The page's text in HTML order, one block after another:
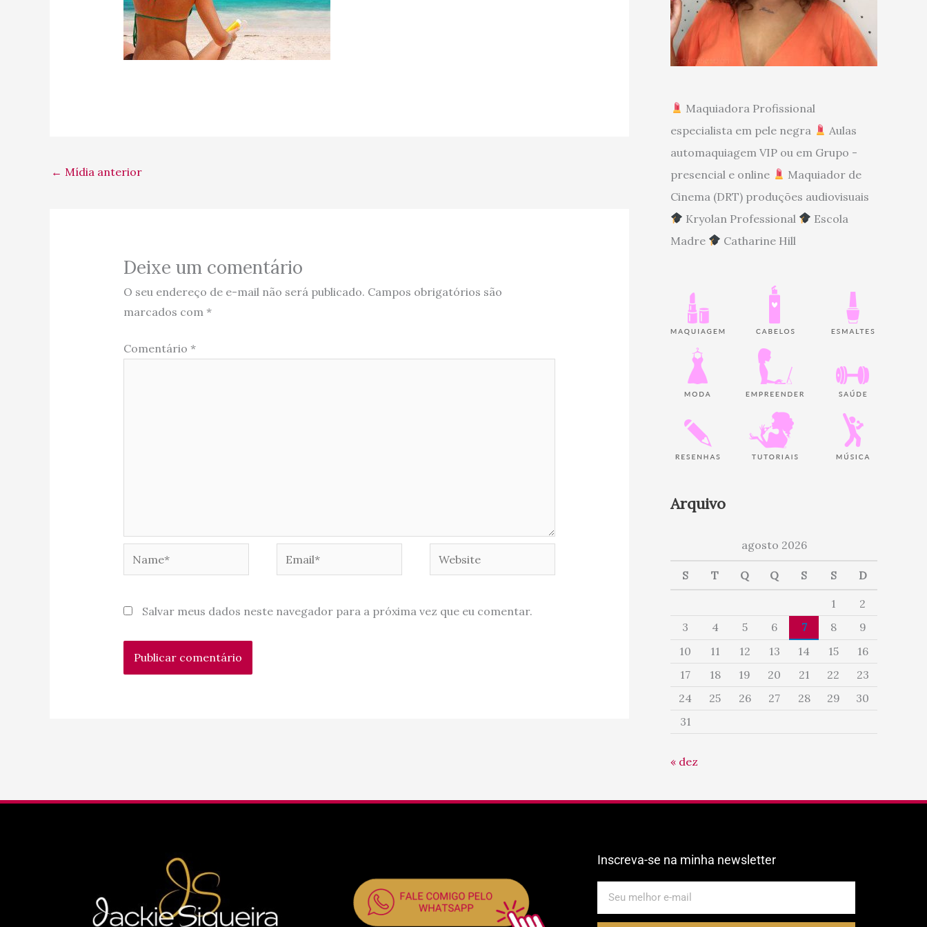
← Mídia anterior
Deixe um comentário
O seu endereço de e-mail não será publicado. Campos obrigatórios são
marcados com *
Comentário *
Website
Salvar meus dados neste navegador para a próxima vez que eu comentar.
Maquiadora Profissional
especialista em pele negra
Aulas
automaquiagem VIP ou em Grupo -
presencial e online
Maquiador de
Cinema (DRT) produções audiovisuais
Kryolan Professional
Escola
Madre
Catharine Hill
Arquivo
agosto 2026
S T Q Q S S D
1
2
3
4 5 6 7 8
9
10
11 12 13 14 15
16
17
18 19 20 21 22
23
24
25 26 27 28 29
30
31
« dez
Inscreva-se na minha newsletter